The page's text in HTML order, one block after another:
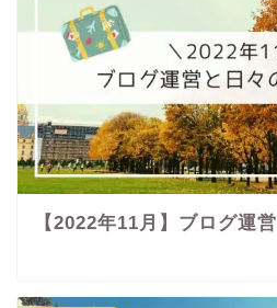
【2022年11月】ブログ運